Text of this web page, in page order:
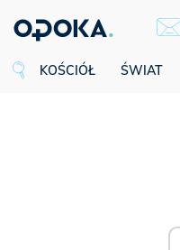
KOŚCIÓŁ ŚWIAT